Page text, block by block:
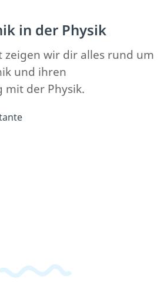
in der Physik
zeigen wir dir alles rund um
und ihren
mit der Physik.